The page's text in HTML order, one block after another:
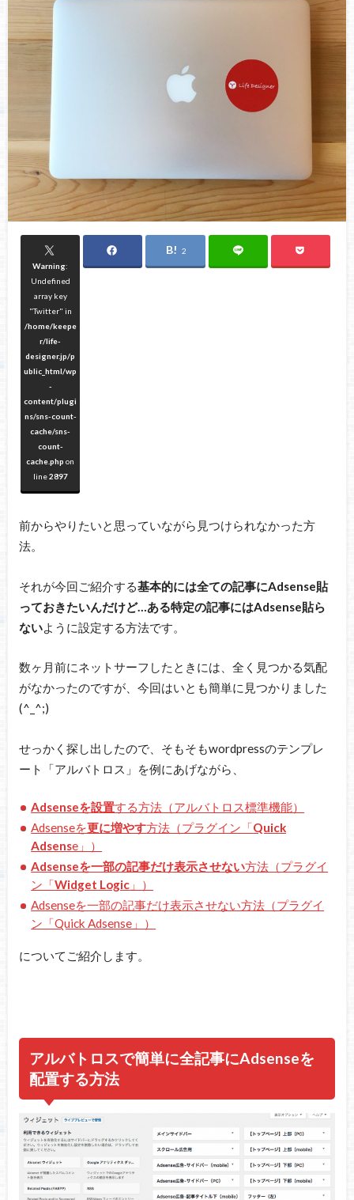
Warning:
Undefined
array key
"Twitter" in
/home/keepe
r/life-
designer.jp/p
ublic_html/wp
-
content/plugi
ns/sns-count-
cache/sns-
count-
cache.php on
line2897
2
前からやりたいと思っていながら見つけられなかった方
法。
それが今回ご紹介する基本的には全ての記事にAdsense貼
っておきたいんだけど…ある特定の記事にはAdsense貼ら
ないように設定する方法です。
数ヶ月前にネットサーフしたときには、全く見つかる気配
がなかったのですが、今回はいとも簡単に見つかりました
(^_^;)
せっかく探し出したので、そもそもwordpressのテンプレ
ート「アルバトロス」を例にあげながら、
Adsenseを設置する方法（アルバトロス標準機能）
Adsenseを更に増やす方法（プラグイン「Quick
Adsense」）
Adsenseを一部の記事だけ表示させない方法（プラグイ
ン「Widget Logic 」）
Adsenseを一部の記事だけ表示させない方法（プラグイ
ン「Quick Adsense」）
についてご紹介します。
アルバトロスで簡単に全記事にAdsenseを
配置する方法